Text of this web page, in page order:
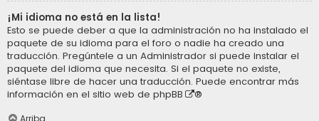
¡Mi idioma no está en la lista!
Esto se puede deber a que la administración no ha instalado el
paquete de su idioma para el foro o nadie ha creado una
traducción. Pregúntele a un Administrador si puede instalar el
paquete del idioma que necesita. Si el paquete no existe,
siéntase libre de hacer una traducción. Puede encontrar más
información en el sitio web de phpBB ®
Arriba